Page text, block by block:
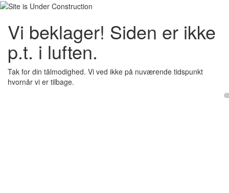
Vi beklager! Siden er ikke
p.t. i luften.
Tak for din tålmodighed. Vi ved ikke på nuværende tidspunkt
hvornår vi er tilbage.